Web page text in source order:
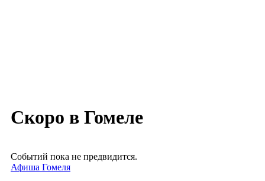
Скоро в Гомеле
Событий пока не предвидится.
Афиша Гомеля